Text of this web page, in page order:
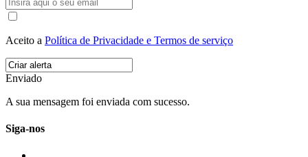
Aceito a Política de Privacidade e Termos de serviço
Enviado
A sua mensagem foi enviada com sucesso.
Siga-nos